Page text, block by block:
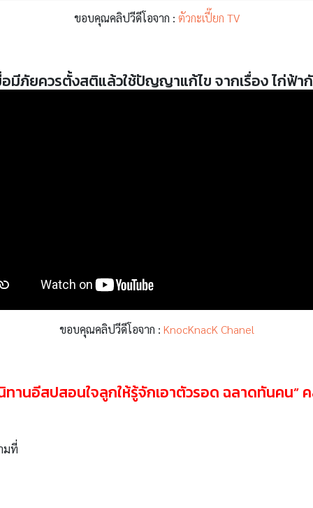
ขอบคุณคลิปวีดีโอจาก : ตัวกะเปี๊ยก TV
อมีภัยควรตั้งสติแล้วใช้ปัญญาแก้ไข จากเรื่อง ไก่ฟ้า
ขอบคุณคลิปวีดีโอจาก : KnocKnacK Chanel
ทานอีสปสอนใจลูกให้รู้จักเอาตัวรอด ฉลาดทันคน”
มที่